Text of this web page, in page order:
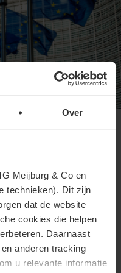
Over
Meijburg & Co en
technieken). Dit zijn
dat de website
cookies die helpen
Daarnaast
anderen tracking
u relevante informatie
richtlijnvoorstel dat
en
voor belastingplichtigen.